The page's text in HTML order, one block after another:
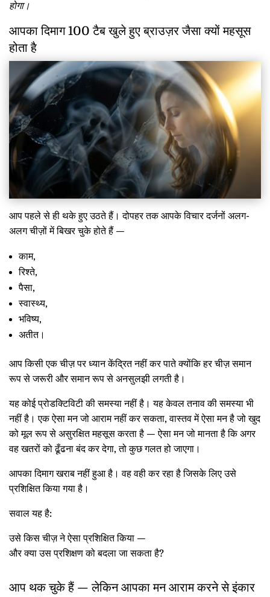
होगा।
आपका दिमाग 100 टैब खुले हुए ब्राउज़र जैसा क्यों महसूस
होता है
आप पहले से ही थके हुए उठते हैं। दोपहर तक आपके विचार दर्जनों अलग-
अलग चीज़ों में बिखर चुके होते हैं —
काम,
रिश्ते,
पैसा,
स्वास्थ्य,
भविष्य,
अतीत।
आप किसी एक चीज़ पर ध्यान केंद्रित नहीं कर पाते क्योंकि हर चीज़ समान
रूप से जरूरी और समान रूप से अनसुलझी लगती है।
यह कोई प्रोडक्टिविटी की समस्या नहीं है। यह केवल तनाव की समस्या भी
नहीं है। एक ऐसा मन जो आराम नहीं कर सकता, वास्तव में ऐसा मन है जो खुद
को मूल रूप से असुरक्षित महसूस करता है — ऐसा मन जो मानता है कि अगर
वह खतरों को ढूँढना बंद कर देगा, तो कुछ गलत हो जाएगा।
आपका दिमाग खराब नहीं हुआ है। वह वही कर रहा है जिसके लिए उसे
प्रशिक्षित किया गया है।
सवाल यह है:
उसे किस चीज़ ने ऐसा प्रशिक्षित किया —
और क्या उस प्रशिक्षण को बदला जा सकता है?
आप थक चुके हैं — लेकिन आपका मन आराम करने से इंकार